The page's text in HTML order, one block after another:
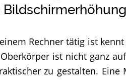
Rechner tätig ist
ist nicht ganz
zu gestalten.